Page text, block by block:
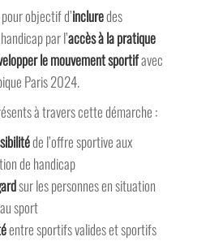
objectif d’incluredes
par l’accès à la pratique
le mouvement sportifavec
Paris 2024.
à travers cette démarche :
de l’offre sportive aux
de handicap
sur les personnes en situation
sport
entre sportifs valides et sportifs